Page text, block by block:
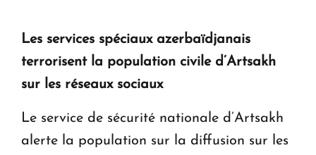
Les services spéciaux azerbaïdjanais
terrorisent la population civile d’Artsakh
sur les réseaux sociaux
Le service de sécurité nationale d’Artsakh
alerte la population sur la diffusion sur les